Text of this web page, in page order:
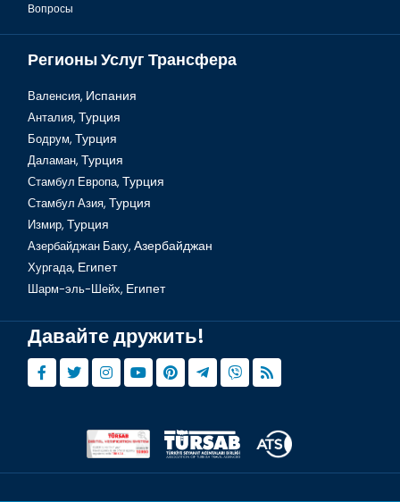
Вопросы
Регионы Услуг Трансфера
Валенсия, Испания
Анталия, Турция
Бодрум, Турция
Даламан, Турция
Стамбул Европа, Турция
Стамбул Азия, Турция
Измир, Турция
Азербайджан Баку, Азербайджан
Хургада, Египет
Шарм-эль-Шейх, Египет
Давайте дружить!